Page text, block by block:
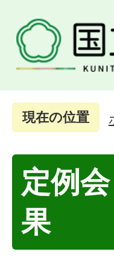
現在の位置
定例
果